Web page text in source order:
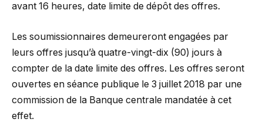
avant 16 heures, date limite de dépôt des offres.
Les soumissionnaires demeureront engagées par
leurs offres jusqu’à quatre-vingt-dix (90) jours à
compter de la date limite des offres. Les offres seront
ouvertes en séance publique le 3 juillet 2018 par une
commission de la Banque centrale mandatée à cet
effet.